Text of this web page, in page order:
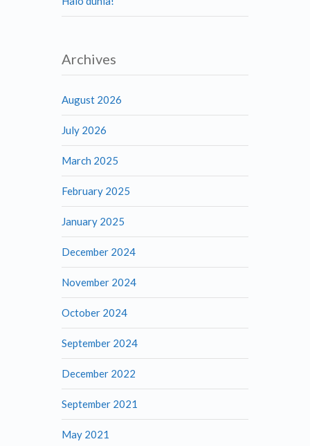
Archives
August 2026
July 2026
March 2025
February 2025
January 2025
December 2024
November 2024
October 2024
September 2024
December 2022
September 2021
May 2021